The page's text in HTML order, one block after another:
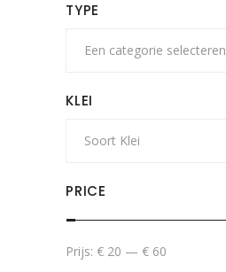
TYPE
Een categorie selecteren
KLEI
Soort Klei
PRICE
Min.
Max.
Prijs: € 20 — € 60